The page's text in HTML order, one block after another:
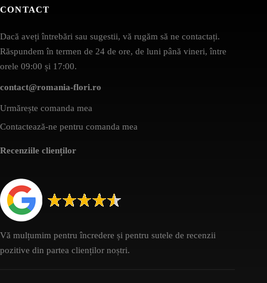
CONTACT
Dacă aveți întrebări sau sugestii, vă rugăm să ne contactați.
Răspundem în termen de 24 de ore, de luni până vineri, între
orele 09:00 și 17:00.
contact@romania-flori.ro
Urmărește comanda mea
Contactează-ne pentru comanda mea
Recenziile clienților
Vă mulțumim pentru încredere și pentru sutele de recenzii
pozitive din partea clienților noștri.